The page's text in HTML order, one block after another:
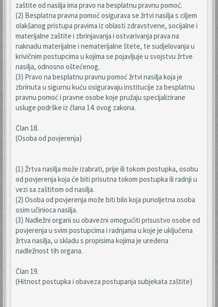
zaštite od nasilja ima pravo na besplatnu pravnu pomoć.
(2) Besplatna pravna pomoć osigurava se žrtvi nasilja s ciljem
olakšanog pristupa pravima iz oblasti zdravstvene, socijalne i
materijalne zaštite i zbrinjavanja i ostvarivanja prava na
naknadu materijalne i nematerijalne štete, te sudjelovanja u
krivičnim postupcima u kojima se pojavljuje u svojstvu žrtve
nasilja, odnosno oštećenog.
(3) Pravo na besplatnu pravnu pomoć žrtvi nasilja koja je
zbrinuta u sigurnu kuću osiguravaju institucije za besplatnu
pravnu pomoć i pravne osobe koje pružaju specijalizirane
usluge podrške iz člana 14. ovog zakona.
Član 18.
(Osoba od povjerenja)
(1) Žrtva nasilja može izabrati, prije ili tokom postupka, osobu
od povjerenja koja će biti prisutna tokom postupka ili radnji u
vezi sa zaštitom od nasilja.
(2) Osoba od povjerenja može biti bilo koja punoljetna osoba
osim učinioca nasilja.
(3) Nadležni organi su obavezni omogućiti prisustvo osobe od
povjerenja u svim postupcima i radnjama u koje je uključena
žrtva nasilja, u skladu s propisima kojima je uređena
nadležnost tih organa.
Član 19.
(Hitnost postupka i obaveza postupanja subjekata zaštite)